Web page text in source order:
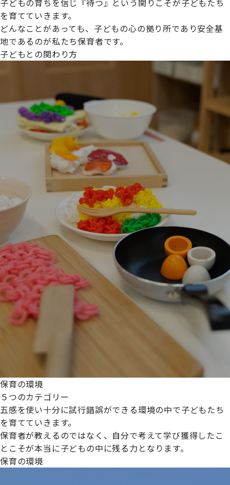
を育てていきます。
どんなことがあっても、子どもの心の拠り所であり安全基
地であるのが私たち保育者です。
子どもとの関わり方
保育の環境
５つのカテゴリー
五感を使い十分に試行錯誤ができる環境の中で子どもたち
を育てていきます。
保育者が教えるのではなく、自分で考えて学び獲得したこ
とこそが本当に子どもの中に残る力となります。
保育の環境